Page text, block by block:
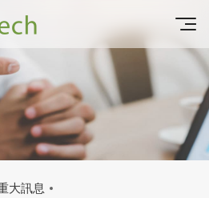
大訊息